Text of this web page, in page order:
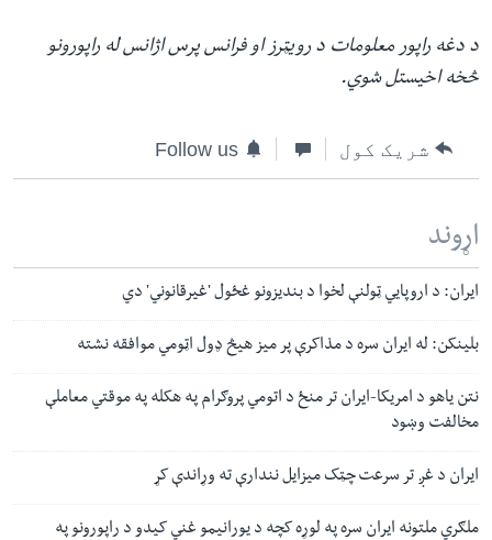
د دغه راپور معلومات د رویټرز او فرانس پرس اژانس له راپورونو
څخه اخیستل شوي.
شریک کول Follow us
اړوند
ایران: د اروپايي ټولنې لخوا د بندیزونو غځول 'غیرقانوني' دي
بلینکن: له ایران سره د مذاکرې پر میز هیڅ ډول اټومي موافقه نشته
نتن یاهو د امریکا-ایران تر منځ د اتومي پروګرام په هکله په موقتي معاملې
مخالفت وښود
ایران د غږ تر سرعت چټک میزایل نندارې ته وړاندې کړ
ملګري ملتونه ایران سره په لوړه کچه د یورانیمو غني کیدو د راپورونو په